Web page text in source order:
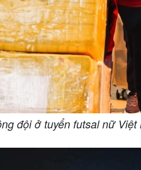
đội ở tuyển futsal nữ